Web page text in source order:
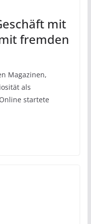
mit
fremden
Magazinen,
als
startete